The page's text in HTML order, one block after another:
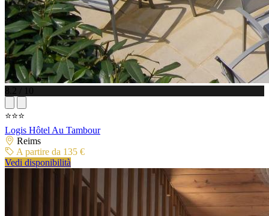
8.2 / 10
⭐⭐⭐
Logis Hôtel Au Tambour
Reims
A partire da 135 €
Vedi disponibilità